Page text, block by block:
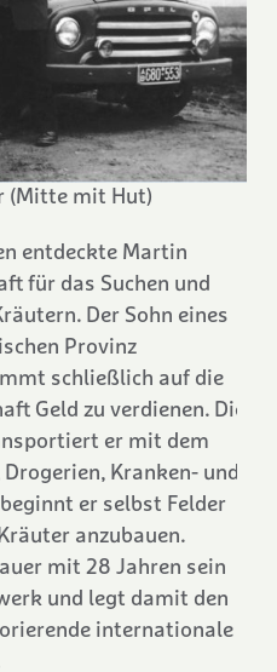
(Mitte mit Hut)
entdeckte Martin
für das Suchen und
Der Sohn eines
Provinz
schließlich auf die
Geld zu verdienen. Die
er mit dem
Kranken- und
er selbst Felder
anzubauen.
mit 28 Jahren sein
und legt damit den
internationale